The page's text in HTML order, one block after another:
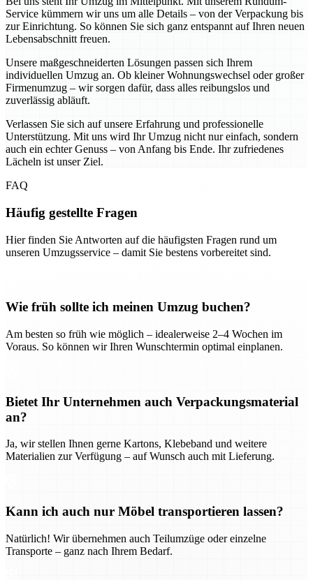
Service kümmern wir uns um alle Details – von der Verpackung bis
zur Einrichtung. So können Sie sich ganz entspannt auf Ihren neuen
Lebensabschnitt freuen.
Unsere maßgeschneiderten Lösungen passen sich Ihrem
individuellen Umzug an. Ob kleiner Wohnungswechsel oder großer
Firmenumzug – wir sorgen dafür, dass alles reibungslos und
zuverlässig abläuft.
Verlassen Sie sich auf unsere Erfahrung und professionelle
Unterstützung. Mit uns wird Ihr Umzug nicht nur einfach, sondern
auch ein echter Genuss – von Anfang bis Ende. Ihr zufriedenes
Lächeln ist unser Ziel.
FAQ
Häufig gestellte Fragen
Hier finden Sie Antworten auf die häufigsten Fragen rund um
unseren Umzugsservice – damit Sie bestens vorbereitet sind.
Wie früh sollte ich meinen Umzug buchen?
Am besten so früh wie möglich – idealerweise 2–4 Wochen im
Voraus. So können wir Ihren Wunschtermin optimal einplanen.
Bietet Ihr Unternehmen auch Verpackungsmaterial
an?
Ja, wir stellen Ihnen gerne Kartons, Klebeband und weitere
Materialien zur Verfügung – auf Wunsch auch mit Lieferung.
Kann ich auch nur Möbel transportieren lassen?
Natürlich! Wir übernehmen auch Teilumzüge oder einzelne
Transporte – ganz nach Ihrem Bedarf.